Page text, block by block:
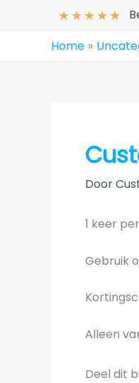
★★★★★
Home
Door
1 keer
Gebruik
Alleen
Deel dit